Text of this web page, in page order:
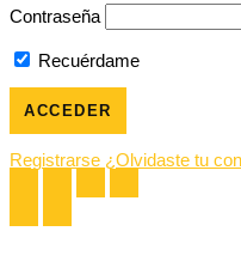
Contraseña
Recuérdame
Registrarse ¿Olvidaste tu